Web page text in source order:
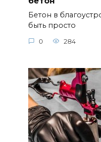
Бетон в
быть просто
0 284